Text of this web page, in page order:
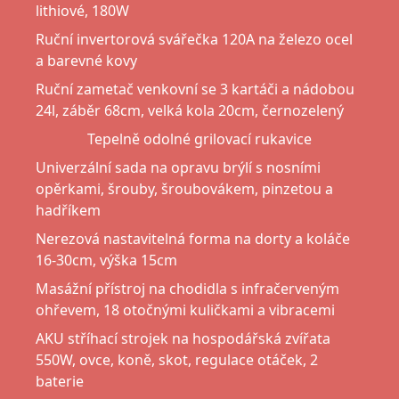
lithiové, 180W
Ruční invertorová svářečka 120A na železo ocel
a barevné kovy
Ruční zametač venkovní se 3 kartáči a nádobou
24l, záběr 68cm, velká kola 20cm, černozelený
Tepelně odolné grilovací rukavice
Univerzální sada na opravu brýlí s nosními
opěrkami, šrouby, šroubovákem, pinzetou a
hadříkem
Nerezová nastavitelná forma na dorty a koláče
16-30cm, výška 15cm
Masážní přístroj na chodidla s infračerveným
ohřevem, 18 otočnými kuličkami a vibracemi
AKU stříhací strojek na hospodářská zvířata
550W, ovce, koně, skot, regulace otáček, 2
baterie